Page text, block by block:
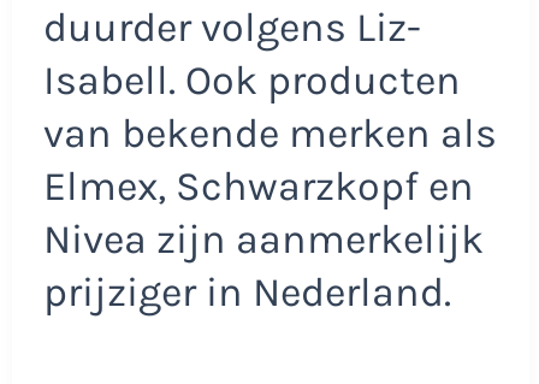
duurder volgens Liz-
Isabell. Ook producten
van bekende merken als
Elmex, Schwarzkopf en
Nivea zijn aanmerkelijk
prijziger in Nederland.